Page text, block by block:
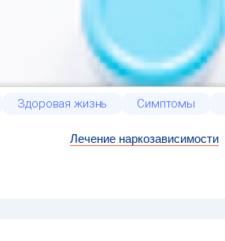
Здоровая жизнь Симптомы
Лечение наркозависимости